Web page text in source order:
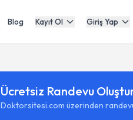
Blog Kayıt Ol Giriş Yap
Ücretsiz Randevu
Doktorsitesi.com üzerinden